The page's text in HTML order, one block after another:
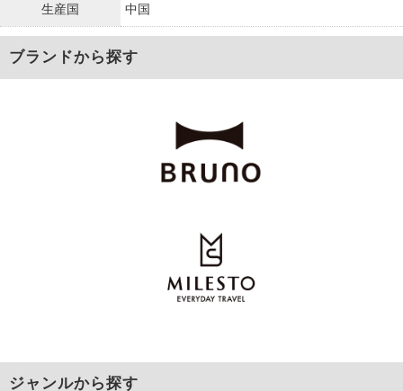
生産国 中国
ブランドから探す
ジャンルから探す